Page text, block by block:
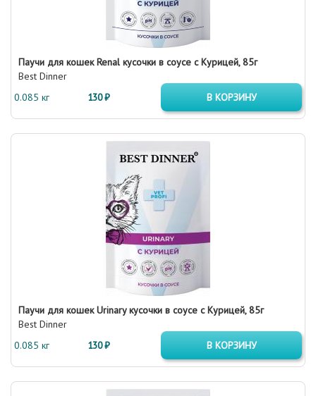
Паучи для кошек Renal кусочки в соусе с Курицей, 85г
Best Dinner
0.085 кг
130 ₽ В КОРЗИНУ
Паучи для кошек Urinary кусочки в соусе с Курицей, 85г
Best Dinner
0.085 кг
130 ₽ В КОРЗИНУ